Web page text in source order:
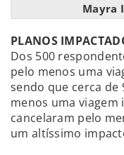
Mayra
PLANOS
Dos 500
pelo menos uma
sendo que cerca de
menos uma
cancelaram pelo
um altíssimo